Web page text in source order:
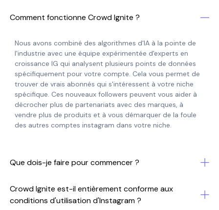
Comment fonctionne Crowd Ignite ?
Nous avons combiné des algorithmes d'IA à la pointe de
l'industrie avec une équipe expérimentée d'experts en
croissance IG qui analysent plusieurs points de données
spécifiquement pour votre compte. Cela vous permet de
trouver de vrais abonnés qui s'intéressent à votre niche
spécifique. Ces nouveaux followers peuvent vous aider à
décrocher plus de partenariats avec des marques, à
vendre plus de produits et à vous démarquer de la foule
des autres comptes instagram dans votre niche.
Que dois-je faire pour commencer ?
Crowd Ignite est-il entièrement conforme aux
conditions d'utilisation d'Instagram ?